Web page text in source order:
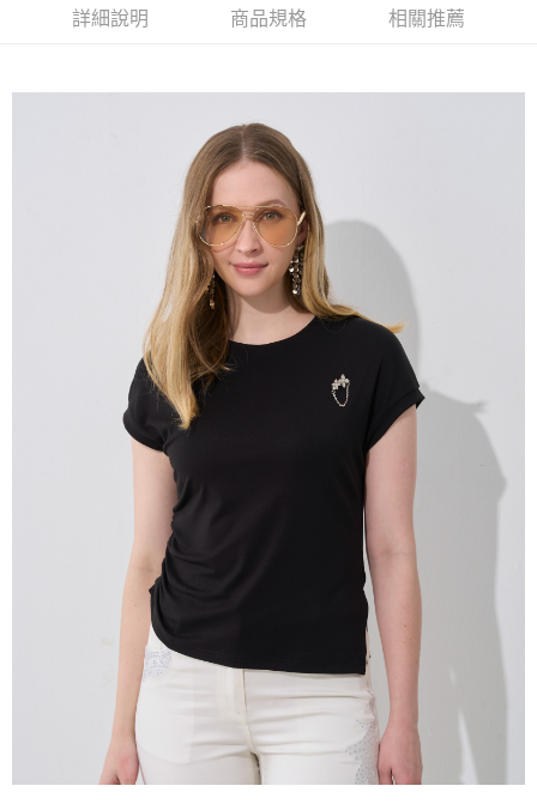
【大哥付你分期使用說明】
1.本服務由台灣大哥大提供，台灣大哥大用戶可立即使用無須另外申請。
成交易。
4.訂單成立30分鐘內，如未前往確認交易或遇審核未通過，訂單將自動取
消。如遇「轉專審核」未通過狀況，表示未達大哥付你分期系統評分，恕無
1.分期款項不併入電信帳單，「大哥付你分期」於每月結算日後寄送繳費提
2.透過簡訊連結打開帳單後，可選擇「超商條碼／台灣大直營門市／銀行轉
帳／街口支付／iPASS MONEY」等通路繳費。
1.本服務係由「台灣大哥大股份有限公司」（以下簡稱本公司）所提供，讓
用戶於交易時，得透過本服務購買商品或服務，並由商店將買賣／分期付款
買賣價金債權讓與本公司後，依約使用本公司帳單繳交帳款。
2.基於同意付款使用「大哥付你分期」之契約關係目的，商店將以您的個人
資料（包含姓名、電話或地址）提供予台灣大哥大進項蒐集、處理及利用，
由本公司與您本人進行分期帳單所需資料之確認、核對及更正。
3.完整用戶服務條款，請詳閱以下連結：
https://oppay.tw/userRule
AFTEE先享後付
１．簡單：不需註冊會員、不需綁卡、不需儲值。
２．便利：只要手機號碼，簡訊認證，即可結帳。
３．安心：先確認商品／服務後，再付款。
【「AFTEE先享後付」結帳流程】
１．於結帳方式選擇「AFTEE先享後付」後，將跳轉至「AFTEE先享後付」
結帳頁面，進行簡訊認證並確認金額後，即可完成結帳。
２．訂單成立數日內，您將收到繳費通知簡訊。
３．收到繳費通知簡訊後14天內，點擊此簡訊中的連結，可透過四大超商／
ATM／網路銀行／等多元方式進行付款，方視為交易完成。
※ 請注意：結帳手續完成當下不需立刻繳費，但若您需要取消訂單，請聯絡
購買商品的店家。未經商家同意取消之訂單仍視為有效，需透過AFTEE先享
後付繳納相關費用。
※ 交易是否成功請以「AFTEE先享後付 」之結帳頁面顯示為準，若有關於
是否繳費成功／繳費後需取消欲退款等相關疑問，請聯繫「AFTEE先享後付
https://netprotections.freshdesk.com/support/home
１．透過由恩沛科技股份有限公司提供之「AFTEE先享後付」服務完成之交
易，需依本服務之必要範圍內提供個人資料，並將交易相關給付款項請求債
權轉讓予恩沛科技股份有限公司。
２．關於個人資料處理事宜，請瀏覽以下網址：
https://aftee.tw/terms/#terms3
３．未成年的使用者請事先徵得法定代理人或監護人之同意方可使用
「AFTEE先享後付」，若未經同意申辦者引起之損失，本公司不負相關責
４．使用「AFTEE先享後付」時，將依據個別帳號之用戶狀況，依本公司即
時審查核予不同之上限額度；若仍有額度不足之情形，本公司將視審查結果
請求用戶進行身份認證。
５．嚴禁一人註冊多個帳號或使用他人資訊註冊。若發現惡意使用之情形，
每筆NT$120，滿NT$2,000(含以上)免運費
每筆NT$120，滿NT$2,000(含以上)免運費
每筆NT$120，滿NT$2,000(含以上)免運費
詳細說明 商品規格 相關推薦